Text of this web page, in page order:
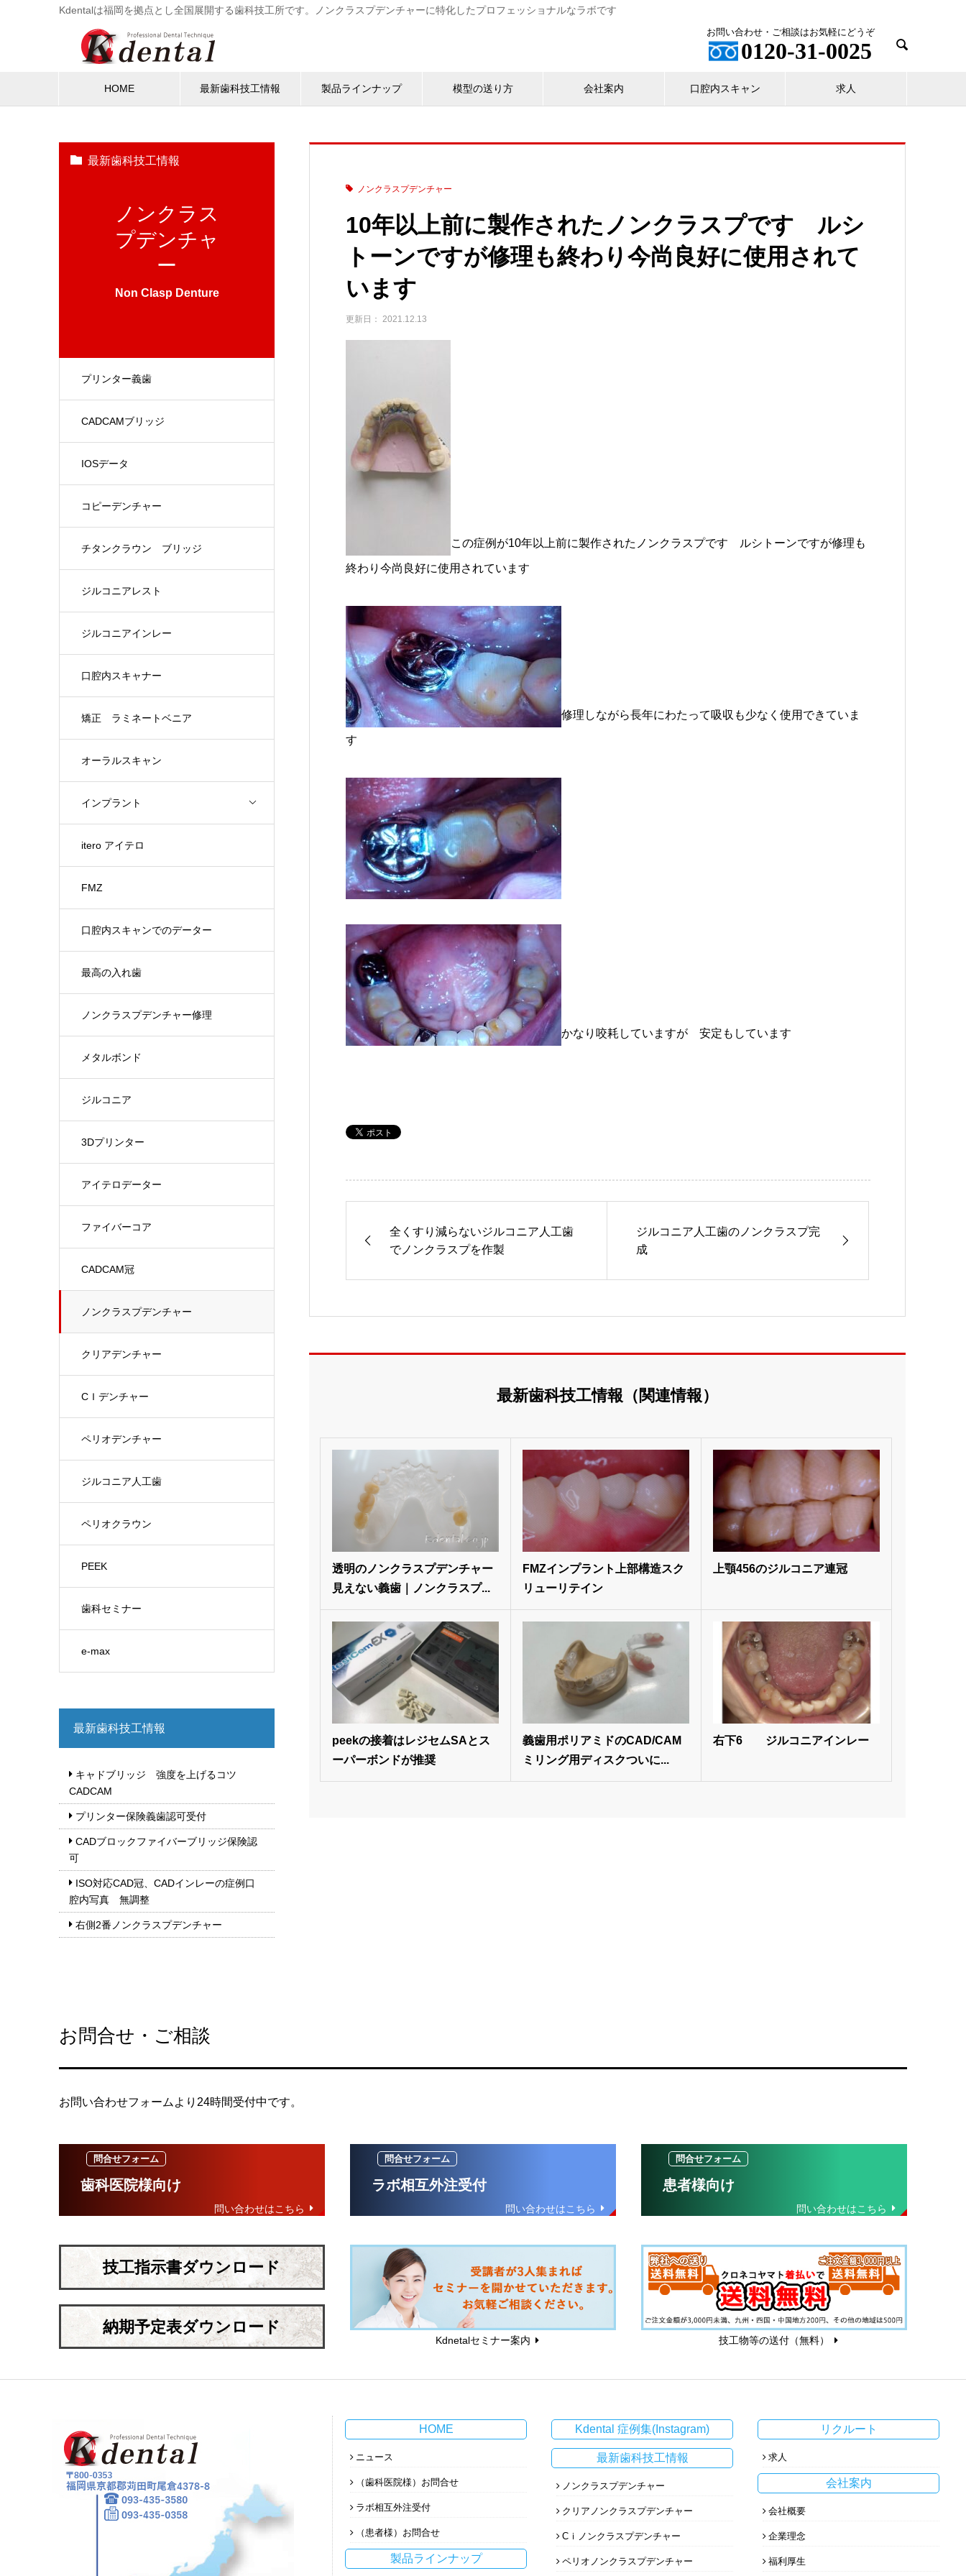
Kdentalは福岡を拠点とし全国展開する歯科技工所です。ノンクラスプデンチャーに特化したプロフェッショナルなラボです
お問い合わせ・ご相談はお気軽にどうぞ
0120-31-0025 
HOME 最新歯科技工情報 製品ラインナップ 模型の送り方 会社案内 口腔内スキャン 求人
最新歯科技工情報
ノンクラス
プデンチャ
ー
Non Clasp Denture
プリンター義歯
CADCAMブリッジ
IOSデータ
コピーデンチャー
チタンクラウン ブリッジ
ジルコニアレスト
ジルコニアインレー
口腔内スキャナー
矯正 ラミネートベニア
オーラルスキャン
インプラント
itero アイテロ
FMZ
口腔内スキャンでのデーター
最高の入れ歯
ノンクラスプデンチャー修理
メタルボンド
ジルコニア
3Dプリンター
アイテロデーター
ファイバーコア
CADCAM冠
ノンクラスプデンチャー
クリアデンチャー
CＩデンチャー
ペリオデンチャー
ジルコニア人工歯
ペリオクラウン
PEEK
歯科セミナー
e-max
ノンクラスプデンチャー
10年以上前に製作されたノンクラスプです ルシ
トーンですが修理も終わり今尚良好に使用されて
います
2021.12.13
この症例が10年以上前に製作されたノンクラスプです ルシトーンですが修理も
終わり今尚良好に使用されています
修理しながら長年にわたって吸収も少なく使用できていま
す
かなり咬耗していますが 安定もしています
全くすり減らないジルコニア人工歯
でノンクラスプを作製
ジルコニア人工歯のノンクラスプ完
成
最新歯科技工情報（関連情報）
透明のノンクラスプデンチャー
見えない義歯｜ノンクラスプ...
FMZインプラント上部構造スク
リューリテイン
上顎456のジルコニア連冠
peekの接着はレジセムSAとス
ーパーボンドが推奨
義歯用ポリアミドのCAD/CAM
ミリング用ディスクついに...
右下6 ジルコニアインレー
最新歯科技工情報
キャドブリッジ 強度を上げるコツ
CADCAM
プリンター保険義歯認可受付
CADブロックファイバーブリッジ保険認
可
ISO対応CAD冠、CADインレーの症例口
腔内写真 無調整
右側2番ノンクラスプデンチャー
お問合せ・ご相談
お問い合わせフォームより24時間受付中です。
歯科医院様向け ラボ相互外注受付 患者様向け
技工指示書ダウンロード
納期予定表ダウンロード
Kdnetalセミナー案内 技工物等の送付（無料）
HOME
ニュース
（歯科医院様）お問合せ
ラボ相互外注受付
（患者様）お問合せ
製品ラインナップ
Kdental 症例集(Instagram)
最新歯科技工情報
ノンクラスプデンチャー
クリアノンクラスプデンチャー
Cｉノンクラスプデンチャー
ペリオノンクラスプデンチャー
リクルート
求人
会社案内
会社概要
企業理念
福利厚生